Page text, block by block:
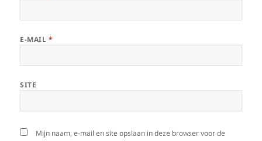
E-MAIL *
SITE
Mijn naam, e-mail en site opslaan in deze browser voor de